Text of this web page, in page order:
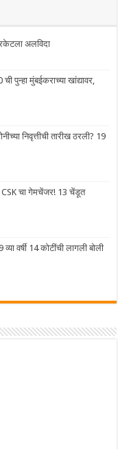
अलविदा
पुन्हा मुंबईकराच्या खांद्यावर,
निवृत्तीची तारीख ठरली? 19
CSK चा गेमचेंजर! 13 चेंडूत
वर्षी 14 कोटींची लागली बोली